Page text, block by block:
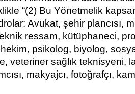
“(2) Bu Yönetmelik
Avukat, şehir plancısı,
ressam, kütüphaneci,
psikolog, biyolog,
veteriner sağlık teknisyeni,
makyajcı, fotoğrafçı,